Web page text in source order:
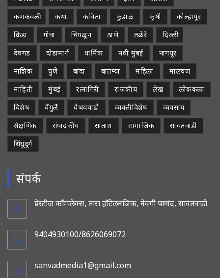
कणकवली
कथा कविता कुडाळ कृषी
कोल्हापूर
क्रिडा
गोवा चिपळून ठाणे तळेरे
दिल्ली
देवगड
दोडामार्ग धार्मिक नवी मुंबई
नागपूर
नाशिक
पुणे बांदा बातम्या महिला
मालवण
माहिती
मुंबई रत्नागिरी राजकीय लेख
लोककला
विशेष
वेंगुर्ले वैभववाडी व्यक्तीविशेष
व्यवसाय
शैक्षणिक
संपादकीय सातारा सामाजिक
सावंतवाडी
सिंधुदुर्ग
संपर्क
प्रेस्टीज कॉम्प्लेक्स, तारा हॉटेलनजिक, नेवगी पाणंद, सावंतवाडी
9404930100/8626069072
sanvadmedia1@gmail.com